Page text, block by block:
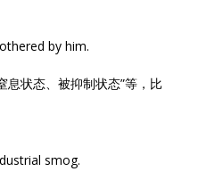
by him.
息状态、被抑制状态”等，比
smog.